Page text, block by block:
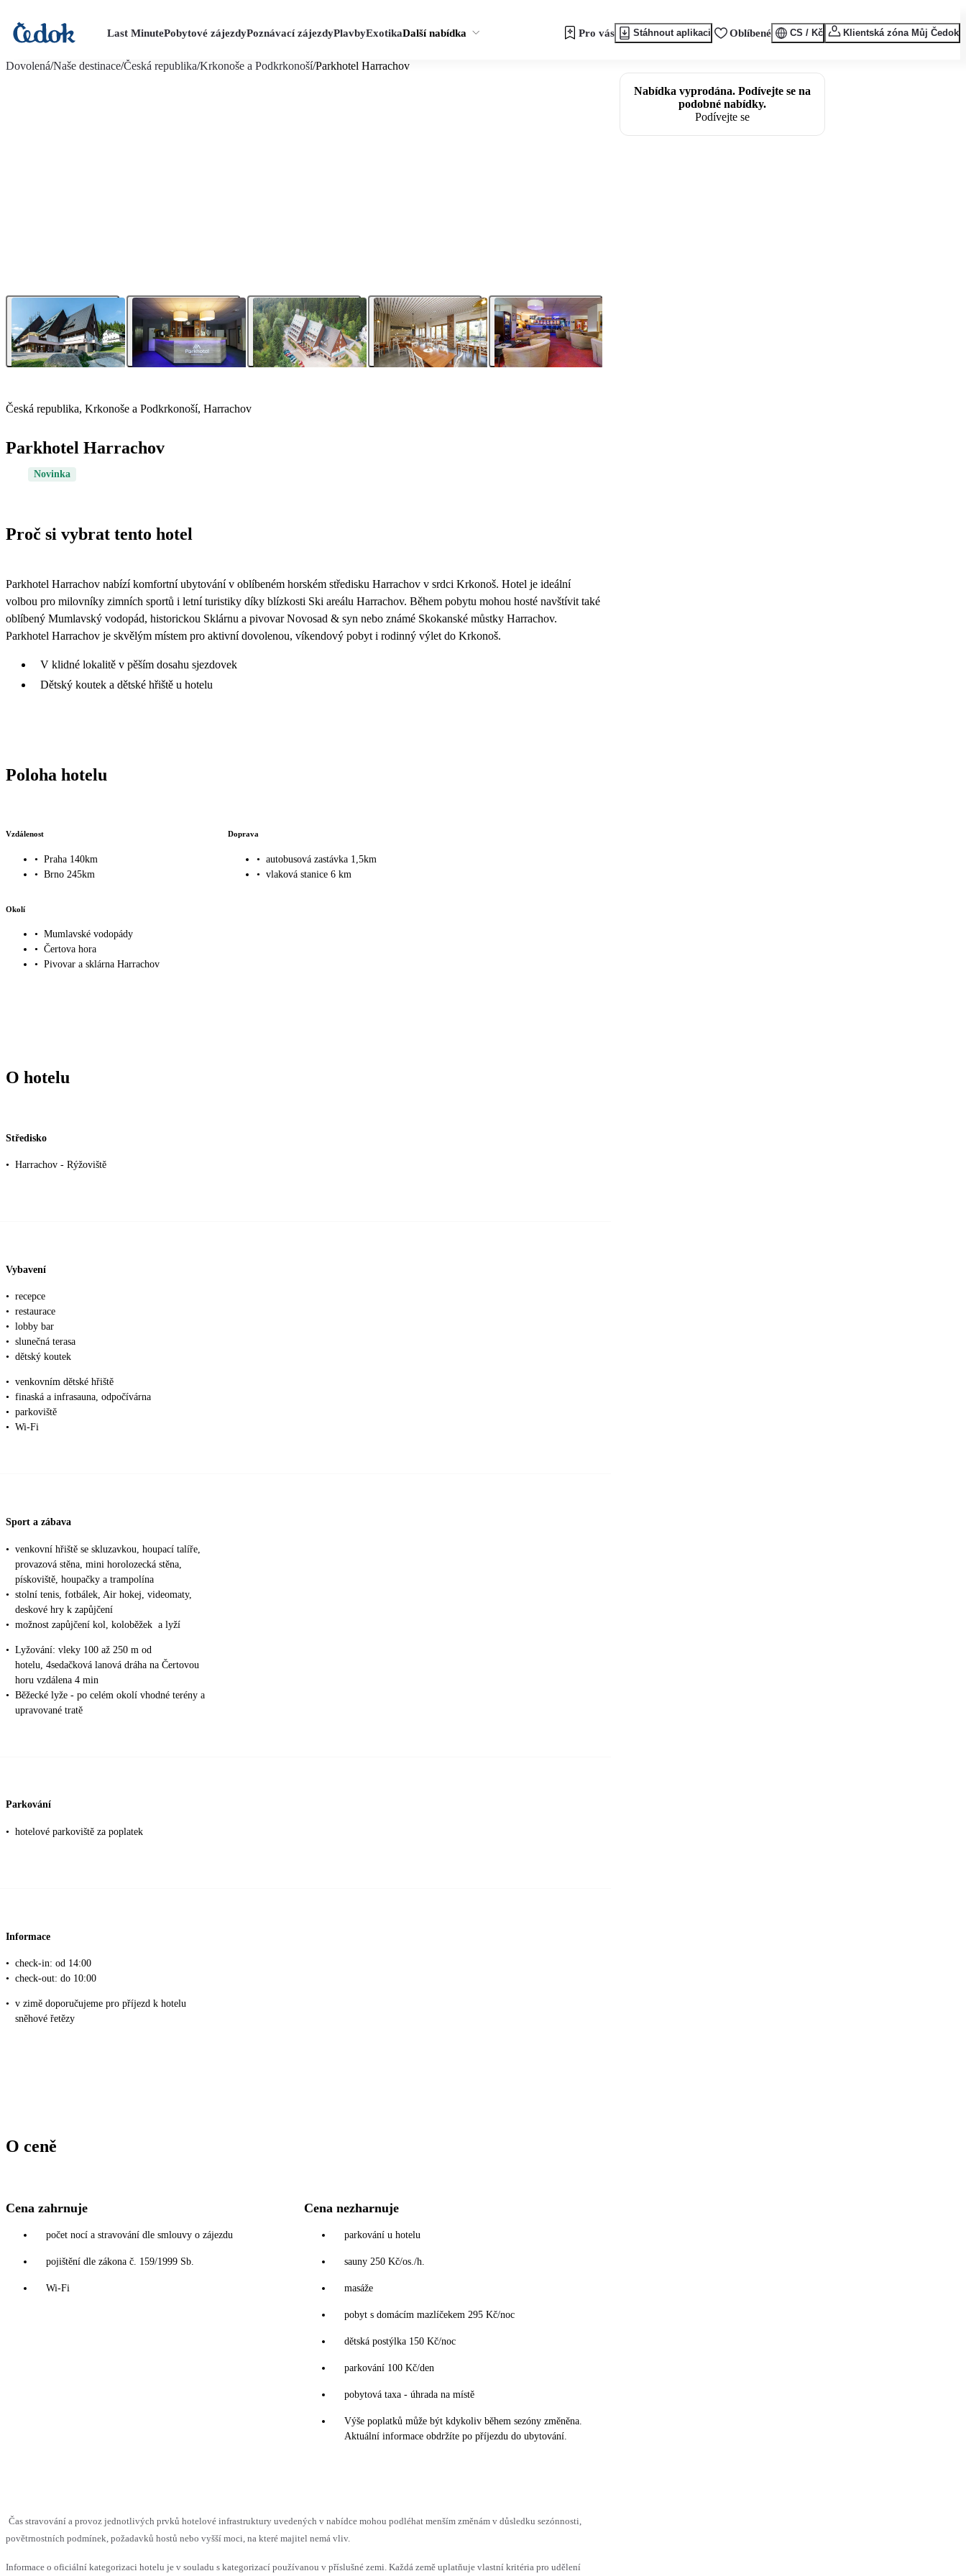
Last MinutePobytové zájezdyPoznávací zájezdyPlavbyExotikaDalší nabídka Pro vás Stáhnout aplikaci Oblíbené CS / Kč Klientská zóna Můj Čedok
Dovolená/Naše destinace/Česká republika/Krkonoše a Podkrkonoší/Parkhotel Harrachov
Česká republika, Krkonoše a Podkrkonoší, Harrachov
Parkhotel Harrachov
Novinka
Proč si vybrat tento hotel
Parkhotel Harrachov nabízí komfortní ubytování v oblíbeném horském středisku Harrachov v srdci Krkonoš. Hotel je ideální
volbou pro milovníky zimních sportů i letní turistiky díky blízkosti Ski areálu Harrachov. Během pobytu mohou hosté navštívit také
oblíbený Mumlavský vodopád, historickou Sklárnu a pivovar Novosad & syn nebo známé Skokanské můstky Harrachov.
Parkhotel Harrachov je skvělým místem pro aktivní dovolenou, víkendový pobyt i rodinný výlet do Krkonoš.
V klidné lokalitě v pěším dosahu sjezdovek
Dětský koutek a dětské hřiště u hotelu
Poloha hotelu
Vzdálenost
• Praha 140km
• Brno 245km
Doprava
• autobusová zastávka 1,5km
• vlaková stanice 6 km
Okolí
• Mumlavské vodopády
• Čertova hora
• Pivovar a sklárna Harrachov
O hotelu
Středisko
• Harrachov - Rýžoviště
Vybavení
• recepce
• restaurace
• lobby bar
• slunečná terasa
• dětský koutek
• venkovním dětské hřiště
• finaská a infrasauna, odpočívárna
• parkoviště
• Wi-Fi
Sport a zábava
• venkovní hřiště se skluzavkou, houpací talíře,
provazová stěna, mini horolozecká stěna,
pískoviště, houpačky a trampolína
• stolní tenis, fotbálek, Air hokej, videomaty,
deskové hry k zapůjčení
• možnost zapůjčení kol, koloběžek a lyží
• Lyžování: vleky 100 až 250 m od
hotelu, 4sedačková lanová dráha na Čertovou
horu vzdálena 4 min
• Běžecké lyže - po celém okolí vhodné terény a
upravované tratě
Parkování
• hotelové parkoviště za poplatek
Informace
• check-in: od 14:00
• check-out: do 10:00
• v zimě doporučujeme pro příjezd k hotelu
sněhové řetězy
O ceně
Cena zahrnuje
počet nocí a stravování dle smlouvy o zájezdu
pojištění dle zákona č. 159/1999 Sb.
Wi-Fi
Cena nezharnuje
parkování u hotelu
sauny 250 Kč/os./h.
masáže
pobyt s domácím mazlíčekem 295 Kč/noc
dětská postýlka 150 Kč/noc
parkování 100 Kč/den
pobytová taxa - úhrada na místě
Výše poplatků může být kdykoliv během sezóny změněna.
Aktuální informace obdržíte po příjezdu do ubytování.
Čas stravování a provoz jednotlivých prvků hotelové infrastruktury uvedených v nabídce mohou podléhat menším změnám v důsledku sezónnosti,
povětrnostních podmínek, požadavků hostů nebo vyšší moci, na které majitel nemá vliv.
Informace o oficiální kategorizaci hotelu je v souladu s kategorizací používanou v příslušné zemi. Každá země uplatňuje vlastní kritéria pro udělení
Nabídka vyprodána. Podívejte se na
podobné nabídky.
Podívejte se